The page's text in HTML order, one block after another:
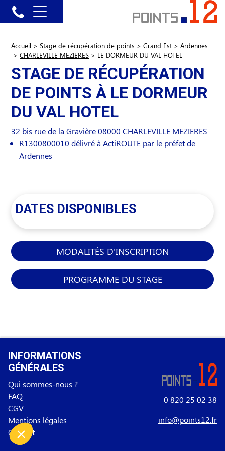
Accueil > Stage de récupération de points > Grand Est > Ardennes
> CHARLEVILLE MEZIERES > LE DORMEUR DU VAL HOTEL
STAGE DE RÉCUPÉRATION
DE POINTS À LE DORMEUR
DU VAL HOTEL
32 bis rue de la Gravière 08000 CHARLEVILLE MEZIERES
R1300800010 délivré à ActiROUTE par le préfet de
Ardennes
DATES DISPONIBLES
MODALITÉS D'INSCRIPTION
PROGRAMME DU STAGE
INFORMATIONS
GÉNÉRALES
Qui sommes-nous ?
FAQ
CGV
Mentions légales
Contact
0 820 25 02 38
info@points12.fr